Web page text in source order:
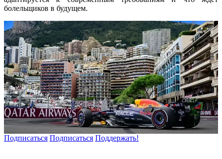
болельщиков в будущем.
Подписаться Подписаться Поддержать!